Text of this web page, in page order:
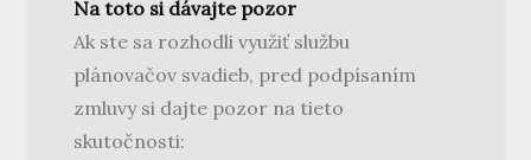
Na toto si dávajte pozor
Ak ste sa rozhodli využiť službu
plánovačov svadieb, pred podpísaním
zmluvy si dajte pozor na tieto
skutočnosti: